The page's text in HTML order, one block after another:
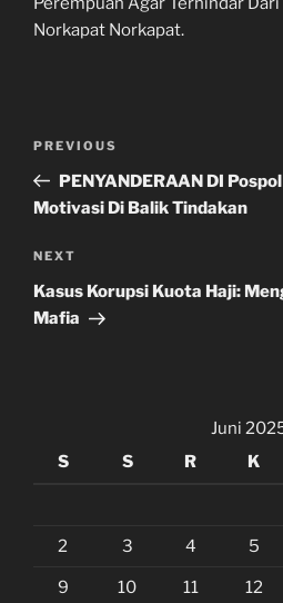
Norkapat Norkapat.
Previous
Post
PREVIOUS
PENYANDERAAN DI
Motivasi Di Balik Tindakan
Next
Post
NEXT
Kasus Korupsi Kuota Haji:
Mafia
Juni
S
S R K
2 3 4 5
9 10 11 12